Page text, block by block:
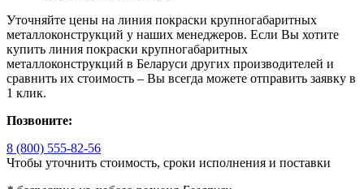
Уточняйте цены на линия покраски крупногабаритных
металлоконструкций у наших менеджеров. Если Вы хотите
купить линия покраски крупногабаритных
металлоконструкций в Беларуси других производителей и
сравнить их стоимость – Вы всегда можете отправить заявку в
1 клик.
Позвоните:
8 (800) 555-82-56
Чтобы уточнить стоимость, сроки исполнения и поставки